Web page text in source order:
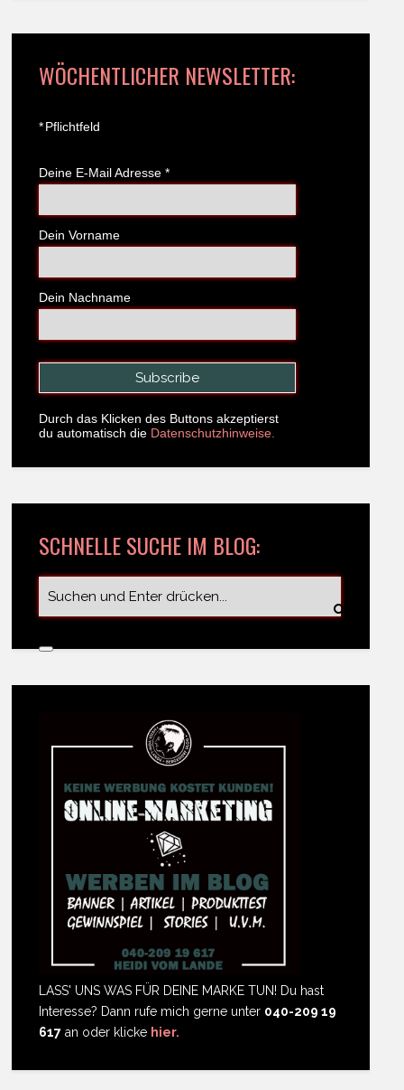
WÖCHENTLICHER NEWSLETTER:
*Pflichtfeld
Deine E-Mail Adresse *
Dein Vorname
Dein Nachname
Durch das Klicken des Buttons akzeptierst
du automatisch die Datenschutzhinweise.
SCHNELLE SUCHE IM BLOG:
LASS' UNS WAS FÜR DEINE MARKE TUN! Du hast
Interesse? Dann rufe mich gerne unter 040-209 19
617 an oder klicke hier.